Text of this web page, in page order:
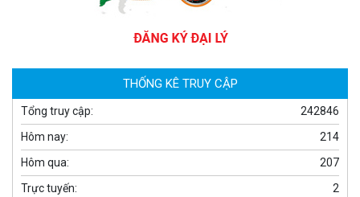
THỐNG KÊ TRUY CẬP
242846
Tổng truy cập:
214
Hôm nay:
207
Hôm qua:
2
Trực tuyến: